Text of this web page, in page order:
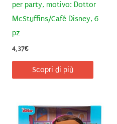
per party, motivo: Dottor
McStuffins/Café Disney, 6
pz
4,37€
Scopri di più